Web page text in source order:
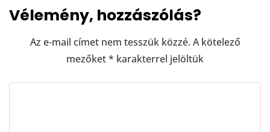
Vélemény, hozzászólás?
Az e-mail címet nem tesszük közzé. A kötelező
mezőket* karakterrel jelöltük